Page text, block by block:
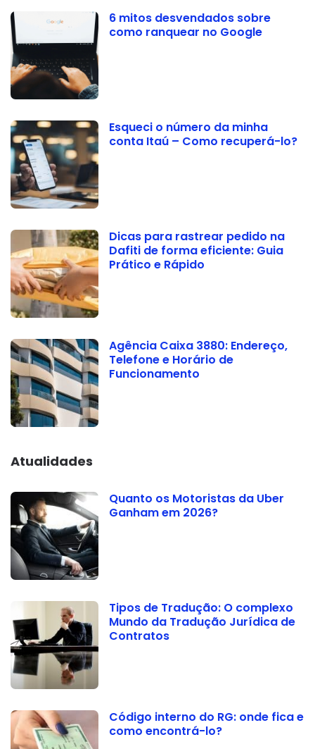
6 mitos desvendados sobre
como ranquear no Google
Esqueci o número da minha
conta Itaú – Como recuperá-lo?
Dicas para rastrear pedido na
Dafiti de forma eficiente: Guia
Prático e Rápido
Agência Caixa 3880: Endereço,
Telefone e Horário de
Funcionamento
Atualidades
Quanto os Motoristas da Uber
Ganham em 2026?
Tipos de Tradução: O complexo
Mundo da Tradução Jurídica de
Contratos
Código interno do RG: onde fica e
como encontrá-lo?